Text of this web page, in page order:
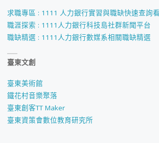
求職專區 : 1111 人力銀行實習與職缺快速查詢
職涯探索 : 1111人力銀行科技島社群新聞平台
職缺精選 : 1111人力銀行數媒系相關職缺精選
臺東文創
臺東美術館
鐵花村音樂聚落
臺東創客TT Maker
臺東資策會數位教育研究所